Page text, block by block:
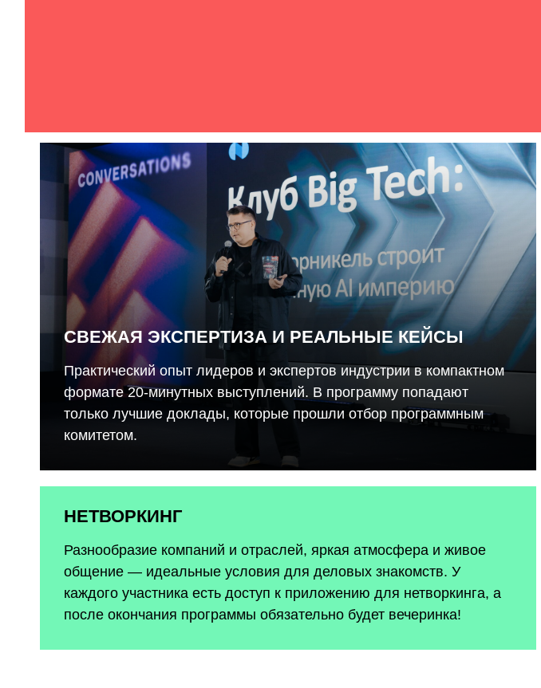
СВЕЖАЯ ЭКСПЕРТИЗА И РЕАЛЬНЫЕ КЕЙСЫ
Практический опыт лидеров и экспертов индустрии в компактном
формате 20-минутных выступлений. В программу попадают
только лучшие доклады, которые прошли отбор программным
комитетом.
НЕТВОРКИНГ
Разнообразие компаний и отраслей, яркая атмосфера и живое
общение — идеальные условия для деловых знакомств. У
каждого участника есть доступ к приложению для нетворкинга, а
после окончания программы обязательно будет вечеринка!